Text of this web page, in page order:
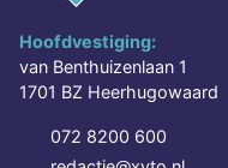
Hoofdvestiging:
van Benthuizenlaan 1
1701 BZ Heerhugowaard
072 8200 600